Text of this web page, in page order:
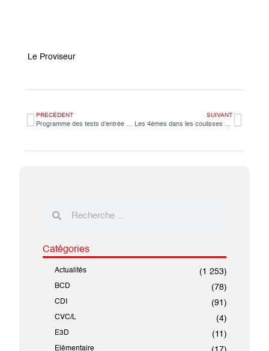
Le Proviseur
PRÉCÉDENT
Programme des tests d’entrée au LiJM
SUIVANT
Les 4èmes dans les coulisses du Groupe Fraternité Matin
Catégories
Actualités (1 253)
BCD (78)
CDI (91)
CVC/L (4)
E3D (11)
Elémentaire